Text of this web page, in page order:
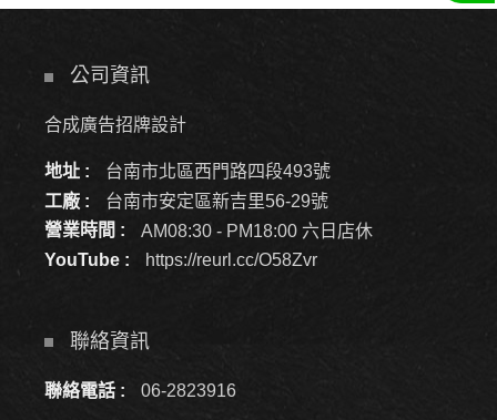
公司資訊
合成廣告招牌設計
地址 :
台南市北區西門路四段493號
工廠 :
台南市安定區新吉里56-29號
營業時間 :
AM08:30 - PM18:00 六日店休
YouTube :
https://reurl.cc/O58Zvr
聯絡資訊
聯絡電話 : 06-2823916